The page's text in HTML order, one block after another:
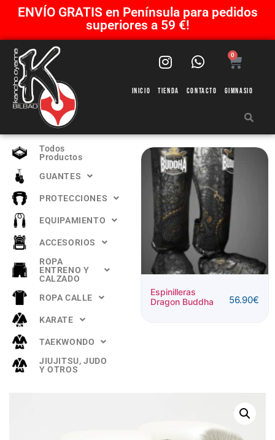
ENVÍO GRATIS en Península para pedidos
superiores a 59 €!
0
Inicio Tienda Contacto Gimnasio
Todos
Productos
GUANTES
PROTECCIONES
EQUIPAMIENTO
ACCESORIOS
ROPA
ENTRENO Y
CALZADO
ROPA CALLE
KARATE
TAEKWONDO
JIUJITSU, JUDO
Y OTROS
Espinillera
"TITANIUM"
Rosa
Espinilleras
Dragon Buddha
56.90€